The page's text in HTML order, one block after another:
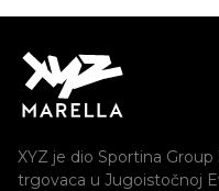
XYZ je dio Sportina
trgovaca u Jugoistočnoj